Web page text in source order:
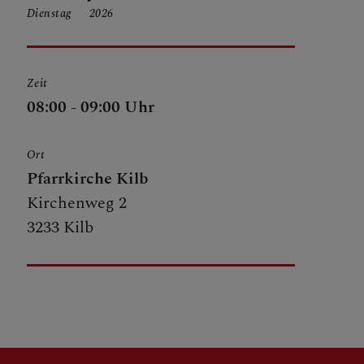
Dienstag 2026
Zeit
08:00 - 09:00 Uhr
Ort
Pfarrkirche Kilb
Kirchenweg 2
3233 Kilb